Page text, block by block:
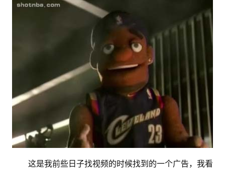
这是我前些日子找视频的时候找到的一个广告，我看